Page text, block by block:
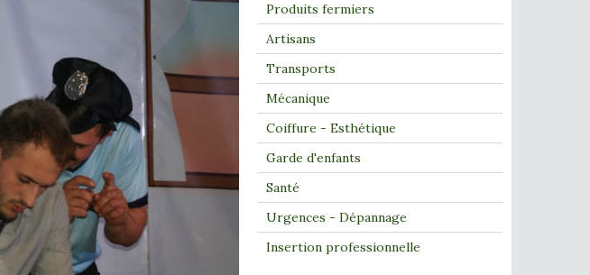
Produits fermiers
Artisans
Transports
Mécanique
Coiffure - Esthétique
Garde d'enfants
Santé
Urgences - Dépannage
Insertion professionnelle